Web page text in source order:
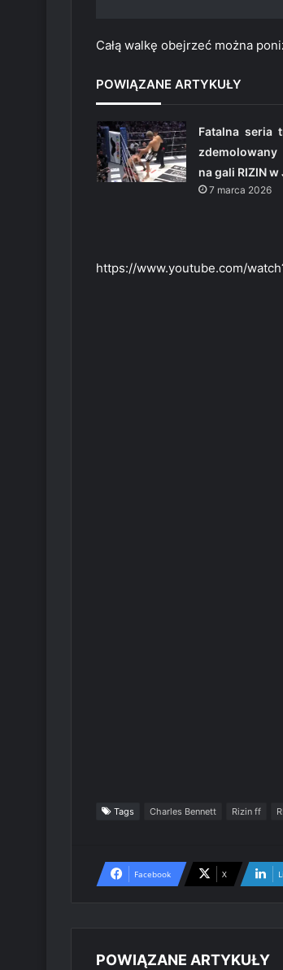
Całą walkę obejrzeć można
POWIĄZANE ARTYKUŁY
Fatalna seria
na gali RIZIN
7 marca 2026
https://www.youtube.com/
Tags Charles Bennett Rizin ff
Facebook X
POWIĄZANE ARTYKUŁY